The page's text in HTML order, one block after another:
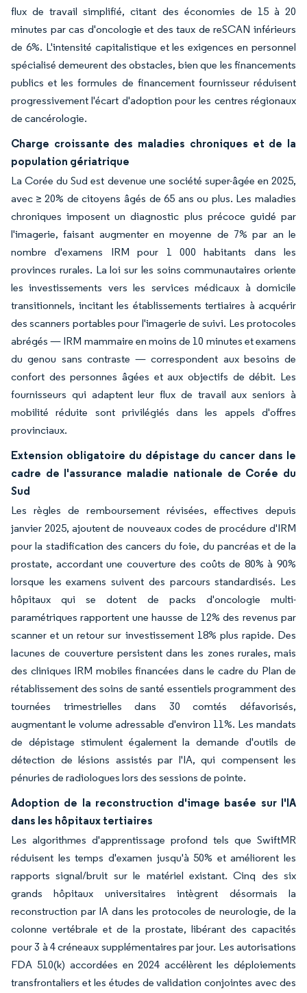
flux de travail simplifié, citant des économies de 15 à 20
minutes par cas d'oncologie et des taux de reSCAN inférieurs
de 6%. L'intensité capitalistique et les exigences en personnel
spécialisé demeurent des obstacles, bien que les financements
publics et les formules de financement fournisseur réduisent
progressivement l'écart d'adoption pour les centres régionaux
de cancérologie.
Charge croissante des maladies chroniques et de la
population gériatrique
La Corée du Sud est devenue une société super-âgée en 2025,
avec ≥ 20% de citoyens âgés de 65 ans ou plus. Les maladies
chroniques imposent un diagnostic plus précoce guidé par
l'imagerie, faisant augmenter en moyenne de 7% par an le
nombre d'examens IRM pour 1 000 habitants dans les
provinces rurales. La loi sur les soins communautaires oriente
les investissements vers les services médicaux à domicile
transitionnels, incitant les établissements tertiaires à acquérir
des scanners portables pour l'imagerie de suivi. Les protocoles
abrégés — IRM mammaire en moins de 10 minutes et examens
du genou sans contraste — correspondent aux besoins de
confort des personnes âgées et aux objectifs de débit. Les
fournisseurs qui adaptent leur flux de travail aux seniors à
mobilité réduite sont privilégiés dans les appels d'offres
provinciaux.
Extension obligatoire du dépistage du cancer dans le
cadre de l'assurance maladie nationale de Corée du
Sud
Les règles de remboursement révisées, effectives depuis
janvier 2025, ajoutent de nouveaux codes de procédure d'IRM
pour la stadification des cancers du foie, du pancréas et de la
prostate, accordant une couverture des coûts de 80% à 90%
lorsque les examens suivent des parcours standardisés. Les
hôpitaux qui se dotent de packs d'oncologie multi-
paramétriques rapportent une hausse de 12% des revenus par
scanner et un retour sur investissement 18% plus rapide. Des
lacunes de couverture persistent dans les zones rurales, mais
des cliniques IRM mobiles financées dans le cadre du Plan de
rétablissement des soins de santé essentiels programment des
tournées trimestrielles dans 30 comtés défavorisés,
augmentant le volume adressable d'environ 11%. Les mandats
de dépistage stimulent également la demande d'outils de
détection de lésions assistés par l'IA, qui compensent les
pénuries de radiologues lors des sessions de pointe.
Adoption de la reconstruction d'image basée sur l'IA
dans les hôpitaux tertiaires
Les algorithmes d'apprentissage profond tels que SwiftMR
réduisent les temps d'examen jusqu'à 50% et améliorent les
rapports signal/bruit sur le matériel existant. Cinq des six
grands hôpitaux universitaires intègrent désormais la
reconstruction par IA dans les protocoles de neurologie, de la
colonne vertébrale et de la prostate, libérant des capacités
pour 3 à 4 créneaux supplémentaires par jour. Les autorisations
FDA 510(k) accordées en 2024 accélèrent les déploiements
transfrontaliers et les études de validation conjointes avec des